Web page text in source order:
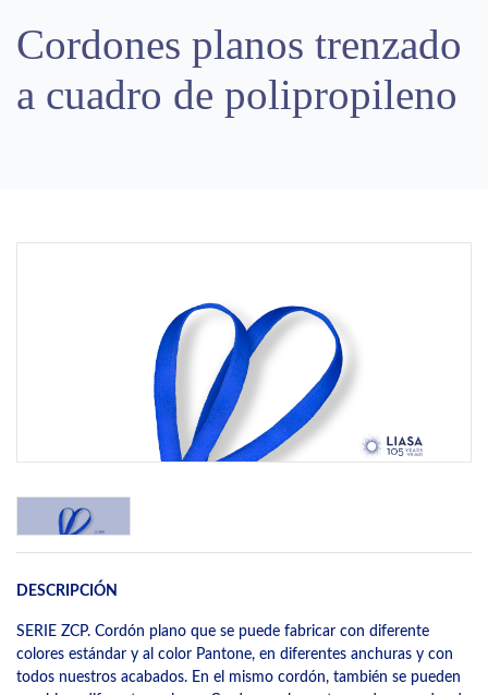
Cordones planos trenzado
a cuadro de polipropileno
DESCRIPCIÓN
SERIE ZCP. Cordón plano que se puede fabricar con diferente
colores estándar y al color Pantone, en diferentes anchuras y con
todos nuestros acabados. En el mismo cordón, también se pueden